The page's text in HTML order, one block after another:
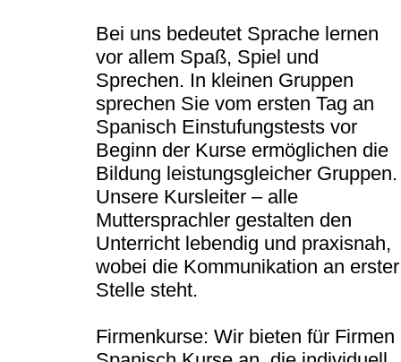
Bei uns bedeutet Sprache lernen
vor allem Spaß, Spiel und
Sprechen. In kleinen Gruppen
sprechen Sie vom ersten Tag an
Spanisch Einstufungstests vor
Beginn der Kurse ermöglichen die
Bildung leistungsgleicher Gruppen.
Unsere Kursleiter – alle
Muttersprachler gestalten den
Unterricht lebendig und praxisnah,
wobei die Kommunikation an erster
Stelle steht.
Firmenkurse: Wir bieten für Firmen